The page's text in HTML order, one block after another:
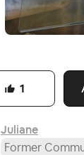
1
Juliane
Former